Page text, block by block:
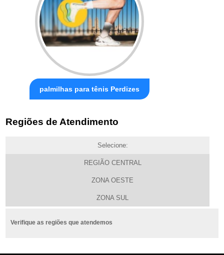
palmilhas para tênis Perdizes
Regiões de Atendimento
Selecione:
REGIÃO CENTRAL
ZONA OESTE
ZONA SUL
Verifique as regiões que atendemos